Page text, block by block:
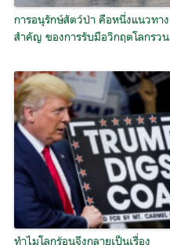
การอนุรักษ์สัตว์ป่า คือหนึ่งแนวทาง
สำคัญ ของการรับมือวิกฤตโลกรวน
ทำไมโลกร้อนจึงกลายเป็นเรื่อง